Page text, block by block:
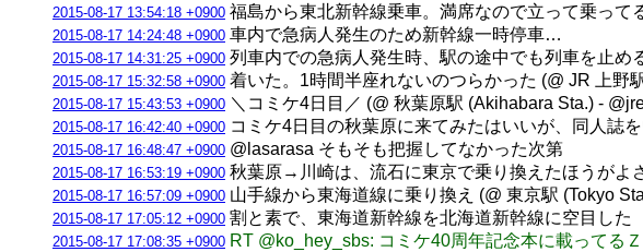
2015-08-17 13:54:18 +0900 福島から東北新幹線乗車。満席なので立って乗っ
2015-08-17 14:24:48 +0900 車内で急病人発生のため新幹線一時停車…
2015-08-17 14:31:25 +0900 列車内での急病人発生時、駅の途中でも列車を止め
2015-08-17 15:32:58 +0900 着いた。1時間半座れないのつらかった (@ JR 上野
2015-08-17 15:43:53 +0900 ＼コミケ4日目／ (@ 秋葉原駅 (Akihabara Sta.) -
2015-08-17 16:42:40 +0900 コミケ4日目の秋葉原に来てみたはいいが、同人誌
2015-08-17 16:48:47 +0900 @lasarasa そもそも把握してなかった次第
2015-08-17 16:53:19 +0900 秋葉原→川崎は、流石に東京で乗り換えたほうがよ
2015-08-17 16:57:09 +0900 山手線から東海道線に乗り換え (@ 東京駅 (Tokyo
2015-08-17 17:05:12 +0900 割と素で、東海道新幹線を北海道新幹線に空目した
2015-08-17 17:08:35 +0900 RT @ko_hey_sbs: コミケ40周年記念本に載ってる